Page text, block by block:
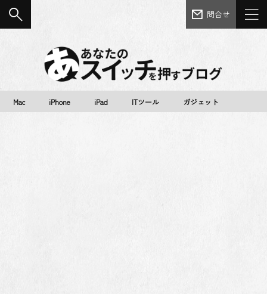
問合せ
Mac iPhone iPad ITツール ガジェット